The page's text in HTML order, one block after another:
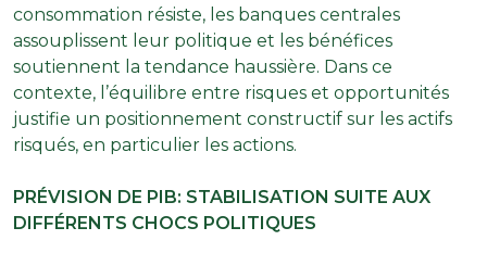
consommation résiste, les banques centrales
assouplissent leur politique et les bénéfices
soutiennent la tendance haussière. Dans ce
contexte, l’équilibre entre risques et opportunités
justifie un positionnement constructif sur les actifs
risqués, en particulier les actions.
PRÉVISION DE PIB: STABILISATION SUITE AUX
DIFFÉRENTS CHOCS POLITIQUES